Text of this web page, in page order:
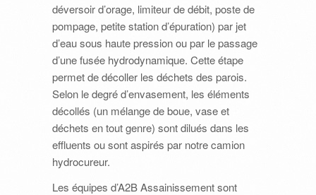
déversoir d’orage, limiteur de débit, poste de
pompage, petite station d’épuration) par jet
d’eau sous haute pression ou par le passage
d’une fusée hydrodynamique. Cette étape
permet de décoller les déchets des parois.
Selon le degré d’envasement, les éléments
décollés (un mélange de boue, vase et
déchets en tout genre) sont dilués dans les
effluents ou sont aspirés par notre camion
hydrocureur.
Les équipes d’A2B Assainissement sont